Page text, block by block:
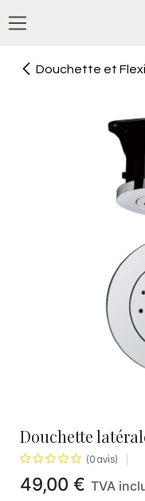
Douchette et
Douchette
(0 avis)
49,00 € TVA